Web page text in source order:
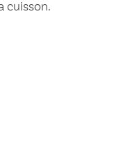
cuisson.